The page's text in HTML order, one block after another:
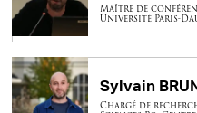
Maître de
Université Paris-
Sylvain
Chargé de